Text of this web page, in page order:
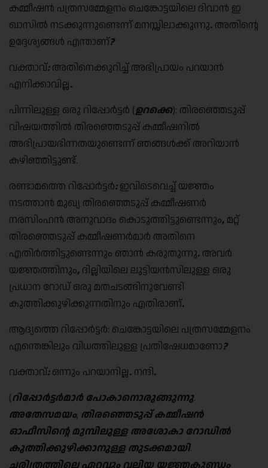
കമ്മീഷൻ പത്രസമ്മേളനം ചെങ്കോട്ടയിലെ ദിവാൻ ഇ
ഖാസിൽ നടക്കുന്നുണ്ടെന്ന് മനസ്സിലാക്കുന്നു. അതിന്റെ
ഉദ്ദേശ്യങ്ങൾ എന്താണ്?
വക്താവ്:അതിനെക്കുറിച്ച് അഭിപ്രായം പറയാൻ
എനിക്കാവില്ല.
പിന്നിലുള്ള ഒരു റിപ്പോർട്ടർ (ഉറക്കെ): തിരഞ്ഞെടുപ്പ്
വിഷയത്തിൽ തിരഞ്ഞെടുപ്പ് കമ്മീഷനിൽ
അഭിപ്രായഭിന്നതയുണ്ടെന്ന് ഞങ്ങൾക്ക് അറിയാൻ
കഴിഞ്ഞിട്ടുണ്ട്.
രണ്ടാമത്തെ റിപ്പോർട്ടർ:ഇവിടെവെച്ച് യജ്ഞം
നടത്താൻ മുഖ്യ തിരഞ്ഞെടുപ്പ് കമ്മീഷണർ
നരസിംഹൻ അനുവാദം കൊടുത്തിട്ടുണ്ടെന്നും, മറ്റ്
തിരഞ്ഞെടുപ്പ് കമ്മീഷണർമാർ അതിനെ
എതിർത്തിട്ടുണ്ടെന്നും ഞാൻ കരുതുന്നു. അവർ
യജ്ഞത്തിനും, ദില്ലിയിലെ ലുട്ടിയൻസിലുള്ള ഒരു
പ്രധാന റോഡ് ഒരു മതചടങ്ങിനുവേണ്ടി
കുത്തിക്കുഴിക്കുന്നതിനും എതിരാണ്.
ആദ്യത്തെ റിപ്പോർട്ടർ: ചെങ്കോട്ടയിലെ പത്രസമ്മേളനം
എന്തെങ്കിലും വിധത്തിലുള്ള പ്രതിഷേധമാണോ?
വക്താവ്:ഒന്നും പറയാനില്ല. നന്ദി.
(റിപ്പോർട്ടർമാർ പോകാനൊരുങ്ങുന്നു.
അതേസമയം, തിരഞ്ഞെടുപ്പ് കമ്മീഷൻ
ഓഫീസിന്റെ മുമ്പിലുള്ള അശോകാ റോഡിൽ
കുത്തിക്കുഴിക്കാനുള്ള തുടക്കമായി.
ചരിത്രത്തിലെ ഏറ്റവും വലിയ യജ്ഞകുണ്ഡം